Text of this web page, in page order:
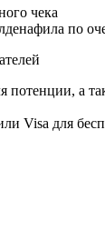
чека
по
потенции, а
Visa для